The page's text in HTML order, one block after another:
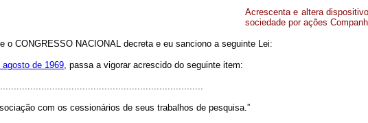
Acrescenta e altera
sociedade por ações
o CONGRESSO NACIONAL decreta e eu sanciono a seguinte Lei:
agosto de 1969, passa a vigorar acrescido do seguinte item:
com os cessionários de seus trabalhos de pesquisa.”